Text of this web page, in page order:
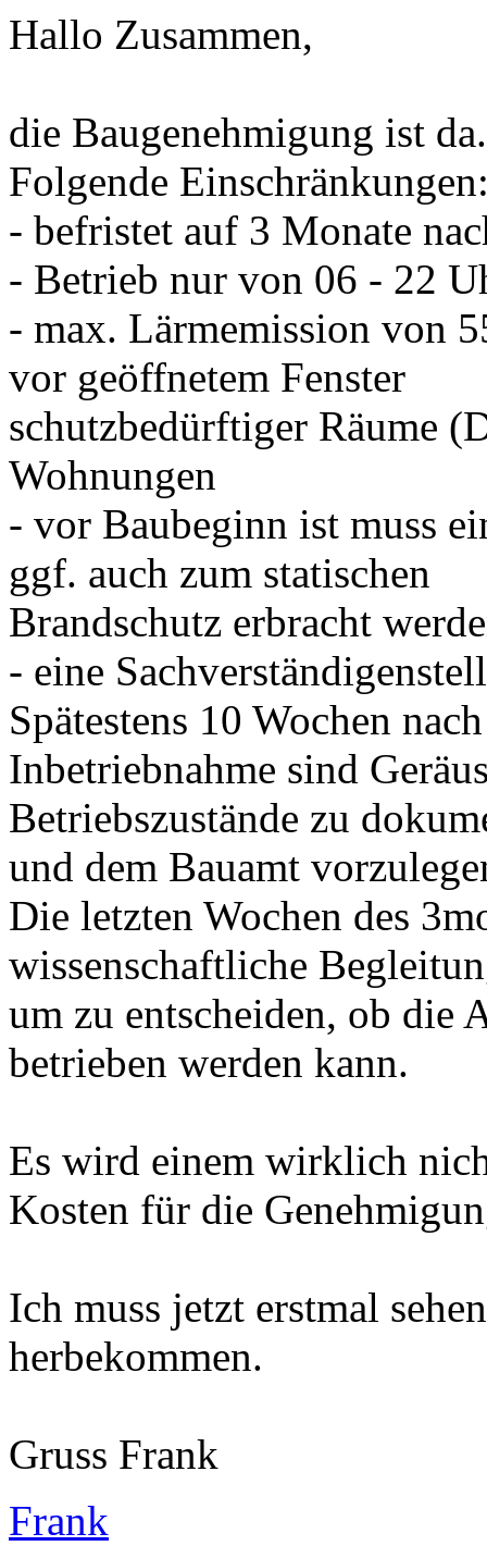
Hallo Zusammen,
die Baugenehmigung ist da.
Folgende
- befristet auf 3 Monate
- Betrieb nur von 06 - 22
- max. Lärmemission von
vor geöffnetem Fenster
schutzbedürftiger Räume
Wohnungen
- vor Baubeginn ist muss
ggf. auch zum statischen
Brandschutz erbracht
- eine
Spätestens 10 Wochen nach
Inbetriebnahme sind
Betriebszustände zu
und dem Bauamt
Die letzten Wochen des
wissenschaftliche
um zu entscheiden, ob die
betrieben werden kann.
Es wird einem wirklich
Kosten für die
Ich muss jetzt erstmal
herbekommen.
Gruss Frank
Frank